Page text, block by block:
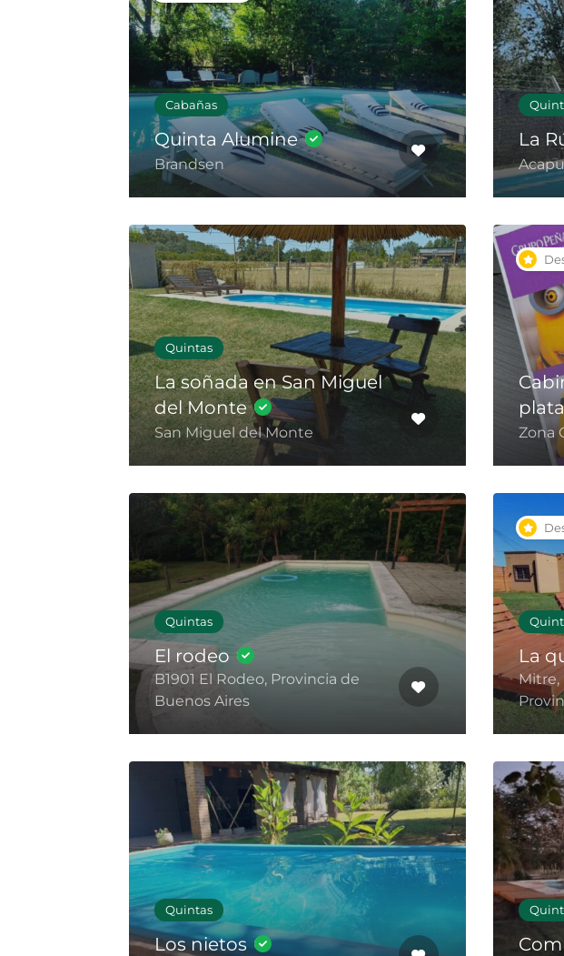
Cabañas
Quinta Alumine
Brandsen
La
Quintas
La soñada en San Miguel
del Monte
San Miguel del Monte Zona
Quintas
El rodeo
B1901 El Rodeo, Provincia de
Buenos Aires
La
Mitre,
Quintas
Los nietos